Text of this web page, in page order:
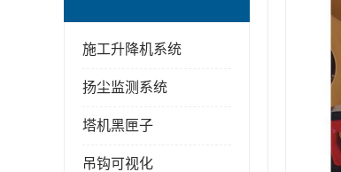
施工升降机系统
扬尘监测系统
塔机黑匣子
吊钩可视化